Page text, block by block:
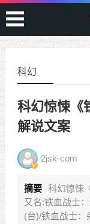
科幻
科幻惊悚《
解说文案
2jsk-com
摘要 科幻惊悚
又名:铁血战士
(台)/铁血战士：